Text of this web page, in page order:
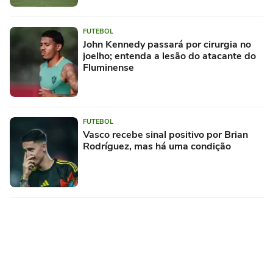
FUTEBOL
John Kennedy passará por cirurgia no
joelho; entenda a lesão do atacante do
Fluminense
FUTEBOL
Vasco recebe sinal positivo por Brian
Rodríguez, mas há uma condição